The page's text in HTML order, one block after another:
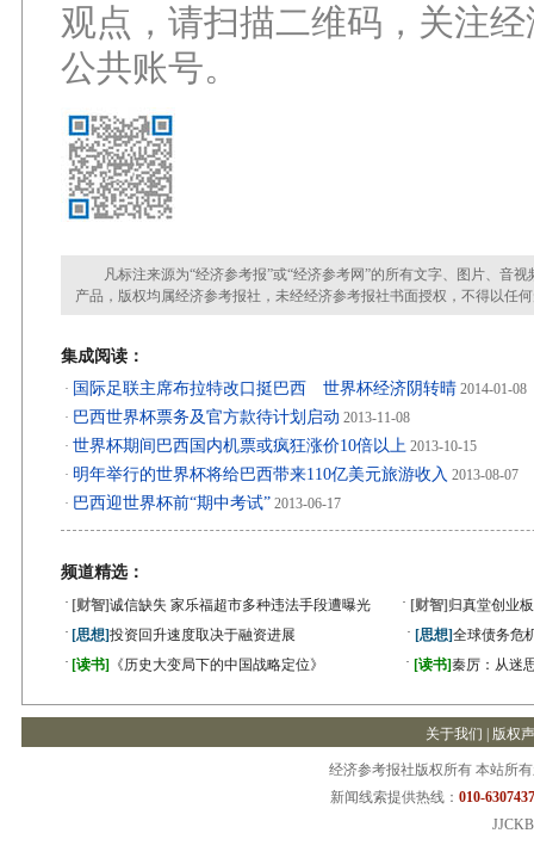
观点，请扫描二维码，关注
公共账号。
凡标注来源为“经济参考报”或“经济参考网”的所有文字、图片、音视
产品，版权均属经济参考报社，未经经济参考报社书面授权，不得以任
集成阅读：
· 国际足联主席布拉特改口挺巴西 世界杯经济阴转晴 2014-01-08
· 巴西世界杯票务及官方款待计划启动 2013-11-08
· 世界杯期间巴西国内机票或疯狂涨价10倍以上 2013-10-15
· 明年举行的世界杯将给巴西带来110亿美元旅游收入 2013-08-07
· 巴西迎世界杯前“期中考试” 2013-06-17
频道精选：
· [财智]诚信缺失 家乐福超市多种违法手段遭曝光 · [财智] 归真堂创业
· [思想]投资回升速度取决于融资进展 · [思想]全球债务危
· [读书] 《历史大变局下的中国战略定位》 · [读书]秦厉：从迷
关于我们 版权
经济参考报社版权所有 本站所
新闻线索提供热线： 010-